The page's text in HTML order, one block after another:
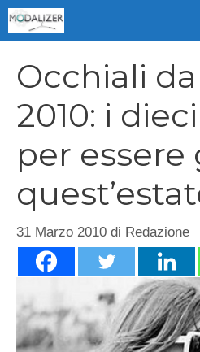
Vai
al
Occhiali
2010: i
per essere
31 Marzo 2010 di Redazione